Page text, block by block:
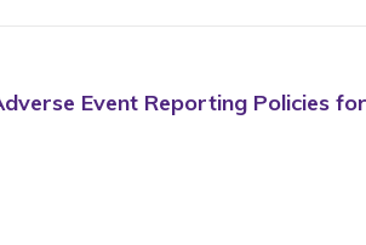
Event Reporting Policies